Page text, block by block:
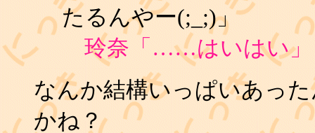
たるんやー(;_;)」
玲奈「……はいはい」
なんか結構いっぱいあっ
かね？